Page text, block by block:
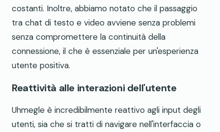
costanti. Inoltre, abbiamo notato che il passaggio
tra chat di testo e video avviene senza problemi
senza compromettere la continuità della
connessione, il che è essenziale per un'esperienza
utente positiva.
Reattività alle interazioni dell'utente
Uhmegle è incredibilmente reattivo agli input degli
utenti, sia che si tratti di navigare nell'interfaccia o